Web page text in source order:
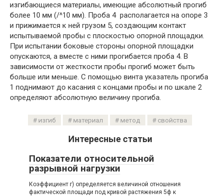
изгибающиеся материалы, имеющие абсолютный прогиб
более 10 мм (/^10 мм). Проба 4 располагается на опоре 3
и прижимается к ней грузом 5, создающим контакт
испытываемой пробы с плоскостью опорной площадки.
При испытании боковые стороны опорной площадки
опускаются, а вместе с ними прогибается проба 4. В
зависимости от жесткости пробы прогиб может быть
больше или меньше. С помощью винта указатель прогиба
1 поднимают до касания с концами пробы и по шкале 2
определяют абсолютную величину прогиба.
изгиб материал метод свойства
Интересные статьи
Показатели относительной
разрывной нагрузки
Коэффициент г) определяется величиной отношения
фактической площади под кривой растяжения 5ф к